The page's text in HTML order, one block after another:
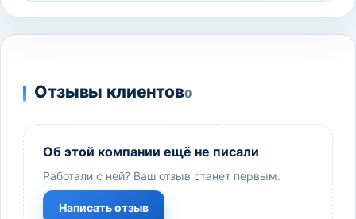
Отзывы клиентов0
Об этой компании ещё не писали
Работали с ней? Ваш отзыв станет первым.
Написать отзыв